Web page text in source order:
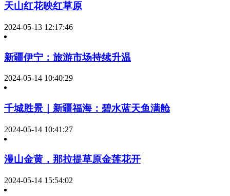
天山红花映红草原
2024-05-13 12:17:46
新疆伊宁：旅游市场持续升温
2024-05-14 10:40:29
千城胜景｜新疆福海：碧水蓝天鱼满舱
2024-05-14 10:41:27
漫山金黄，那拉提草原金莲花开
2024-05-14 15:54:02